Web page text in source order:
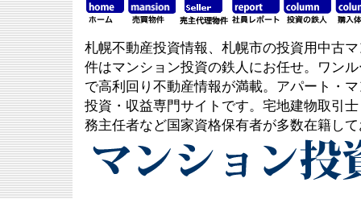
札幌不動産投資情報、札幌市の投資用中古
件はマンション投資の鉄人にお任せ。ワン
で高利回り不動産情報が満載。アパート・
投資・収益専門サイトです。宅地建物取引
務主任者など国家資格保有者が多数在籍し